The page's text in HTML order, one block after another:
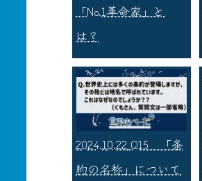
「No.1革命家」と
は？
2024.10.22 Q15 「条
約の名称」について